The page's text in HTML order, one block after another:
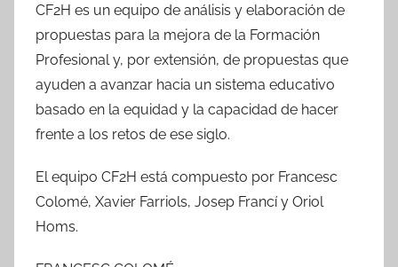
CF2H es un equipo de análisis y elaboración de
propuestas para la mejora de la Formación
Profesional y, por extensión, de propuestas que
ayuden a avanzar hacia un sistema educativo
basado en la equidad y la capacidad de hacer
frente a los retos de ese siglo.
El equipo CF2H está compuesto por Francesc
Colomé, Xavier Farriols, Josep Francí y Oriol
Homs.